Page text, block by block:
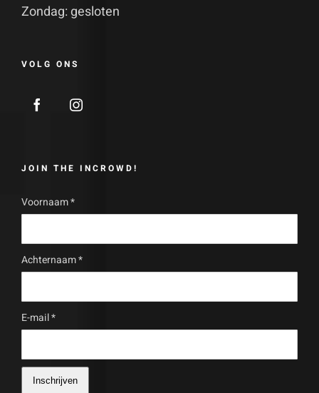
Zondag: gesloten
VOLG ONS
JOIN THE INCROWD!
Voornaam*
Achternaam*
E-mail*
Inschrijven